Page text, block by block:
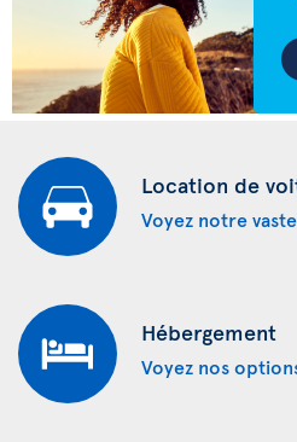
Location de
Voyez notre
Hébergement
Voyez nos